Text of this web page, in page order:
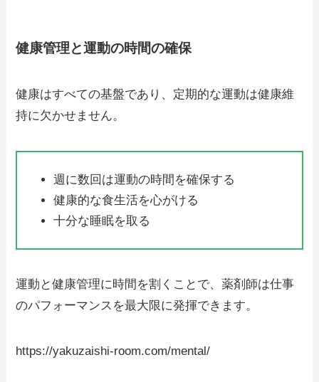
健康管理と運動の時間の確保
健康はすべての基盤であり、定期的な運動は健康維
持に欠かせません。
週に数回は運動の時間を確保する
健康的な食生活を心がける
十分な睡眠を取る
運動と健康管理に時間を割くことで、薬剤師は仕事
のパフォーマンスを最大限に発揮できます。
https://yakuzaishi-room.com/mental/